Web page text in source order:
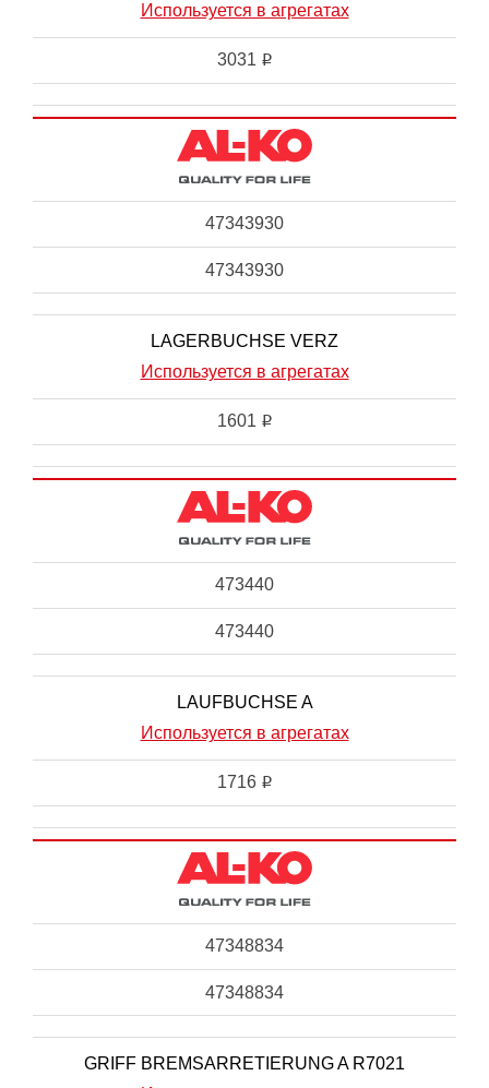
Используется в агрегатах
3031 i
47343930
47343930
LAGERBUCHSE VERZ
Используется в агрегатах
1601 i
473440
473440
LAUFBUCHSE A
Используется в агрегатах
1716 i
47348834
47348834
GRIFF BREMSARRETIERUNG A R7021